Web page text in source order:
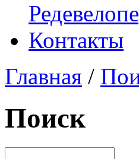
Контакты
Главная /
Поиск